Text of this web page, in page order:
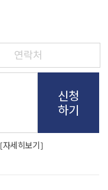
신청
하기
[자세히보기]